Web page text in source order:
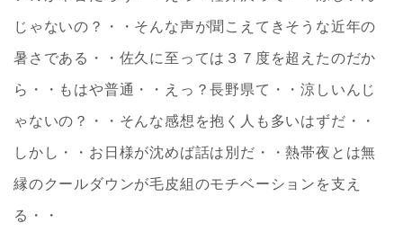
じゃないの？・・そんな声が聞こえてきそうな近年の
暑さである・・佐久に至っては３７度を超えたのだか
ら・・もはや普通・・えっ？長野県て・・涼しいんじ
ゃないの？・・そんな感想を抱く人も多いはずだ・・
しかし・・お日様が沈めば話は別だ・・熱帯夜とは無
縁のクールダウンが毛皮組のモチベーションを支え
る・・